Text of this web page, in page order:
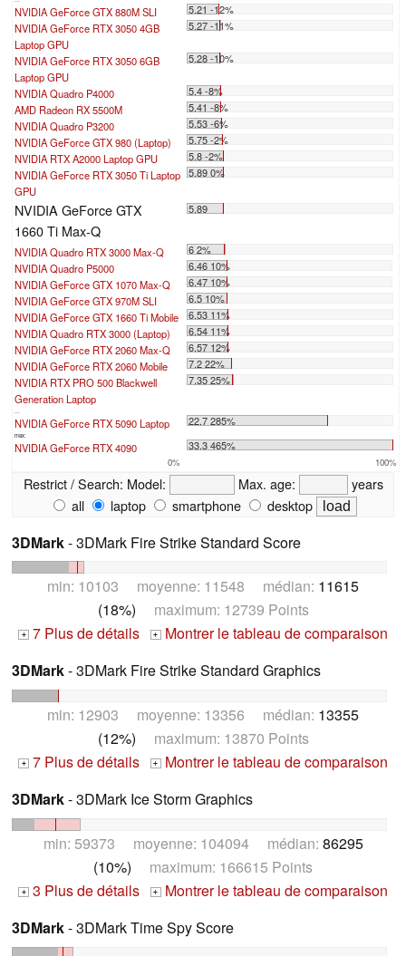
NVIDIA GeForce GTX 880M SLI
5.21 -12%
NVIDIA GeForce RTX 3050 4GB
Laptop GPU
5.27 -11%
NVIDIA GeForce RTX 3050 6GB
Laptop GPU
5.28 -10%
NVIDIA Quadro P4000
5.4 -8%
AMD Radeon RX 5500M
5.41 -8%
NVIDIA Quadro P3200
5.53 -6%
NVIDIA GeForce GTX 980 (Laptop)
5.75 -2%
NVIDIA RTX A2000 Laptop GPU
5.8 -2%
NVIDIA GeForce RTX 3050 Ti Laptop
GPU
5.89 0%
NVIDIA GeForce GTX
1660 Ti Max-Q
5.89
NVIDIA Quadro RTX 3000 Max-Q
6 2%
NVIDIA Quadro P5000
6.46 10%
NVIDIA GeForce GTX 1070 Max-Q
6.47 10%
NVIDIA GeForce GTX 970M SLI
6.5 10%
NVIDIA GeForce GTX 1660 Ti Mobile
6.53 11%
NVIDIA Quadro RTX 3000 (Laptop)
6.54 11%
NVIDIA GeForce RTX 2060 Max-Q
6.57 12%
NVIDIA GeForce RTX 2060 Mobile
7.2 22%
NVIDIA RTX PRO 500 Blackwell
Generation Laptop
7.35 25%
NVIDIA GeForce RTX 5090 Laptop 22.7 285%
max:
NVIDIA GeForce RTX 4090 33.3 465%
0% 100%
Restrict / Search: Model: Max. age:
years
all
laptop smartphone desktop
3DMark- 3DMark Fire Strike Standard Score
min: 10103 moyenne: 11548 médian: 11615
(18%) maximum: 12739 Points
+ 7 Plus de détails + Montrer le tableau de comparaison
3DMark- 3DMark Fire Strike Standard Graphics
min: 12903 moyenne: 13356 médian: 13355
(12%) maximum: 13870 Points
+ 7 Plus de détails + Montrer le tableau de comparaison
3DMark- 3DMark Ice Storm Graphics
min: 59373 moyenne: 104094 médian: 86295
(10%) maximum: 166615 Points
+ 3 Plus de détails + Montrer le tableau de comparaison
3DMark- 3DMark Time Spy Score